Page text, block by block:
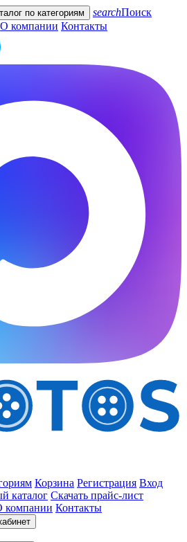
по категориям searchПоиск
О компании Контакты
Корзина Регистрация Вход
каталог Скачать прайс-лист
компании Контакты